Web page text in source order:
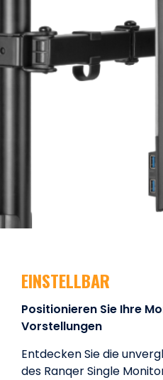
EINSTELLBAR
Positionieren Sie Ihre
Vorstellungen
Entdecken Sie die
des Ranqer Single